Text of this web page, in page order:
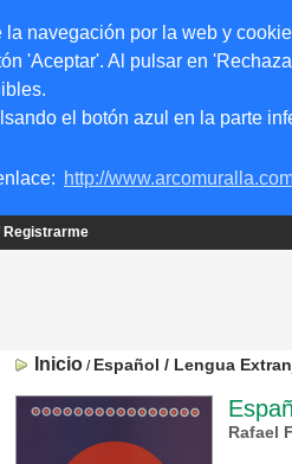
navegación por la web y
'Aceptar'. Al pulsar en
el botón azul en la parte
http://
Registrarme
Inicio / Español / Lengua
Rafael